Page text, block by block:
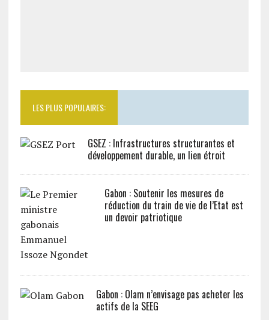
LES PLUS POPULAIRES:
GSEZ : Infrastructures structurantes et
développement durable, un lien étroit
Gabon : Soutenir les mesures de
réduction du train de vie de l’Etat est
un devoir patriotique
Gabon : Olam n’envisage pas acheter les
actifs de la SEEG